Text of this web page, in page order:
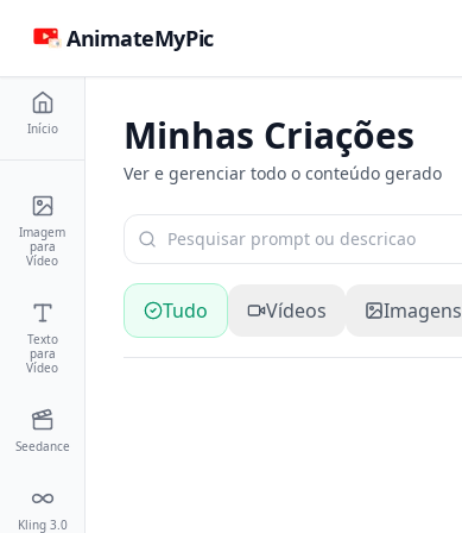
AnimateMyPic
Início
Imagem
para
Vídeo
Texto
para
Vídeo
Seedance
Kling 3.0
Minhas Criações
Ver e gerenciar todo o conteúdo gerado
Tudo Vídeos Imagens